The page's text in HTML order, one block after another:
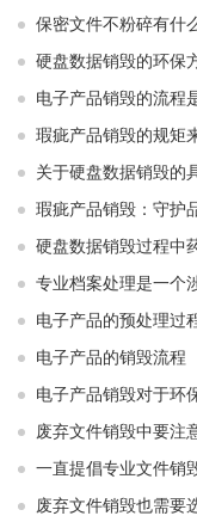
保密文件不粉碎有什
硬盘数据销毁的环保
电子产品销毁的流程
瑕疵产品销毁的规矩
关于硬盘数据销毁的
瑕疵产品销毁：守护
硬盘数据销毁过程中
专业档案处理是一个
电子产品的预处理过
电子产品的销毁流程
电子产品销毁对于环
废弃文件销毁中要注
一直提倡专业文件销
废弃文件销毁也需要